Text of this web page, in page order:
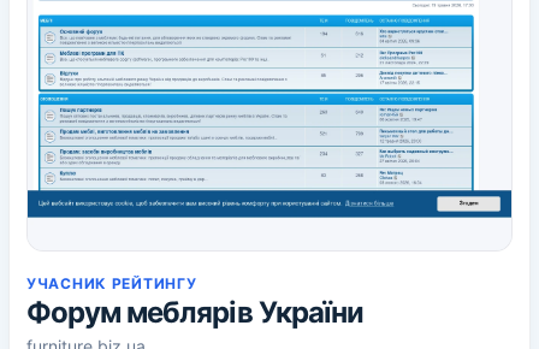
УЧАСНИК РЕЙТИНГУ
Форум меблярів України